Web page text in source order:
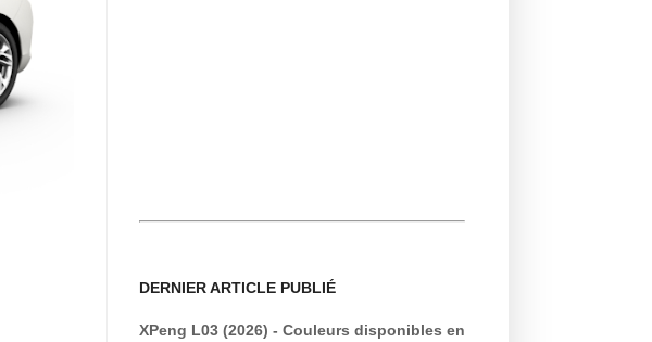
DERNIER ARTICLE PUBLIÉ
XPeng L03 (2026) - Couleurs disponibles en